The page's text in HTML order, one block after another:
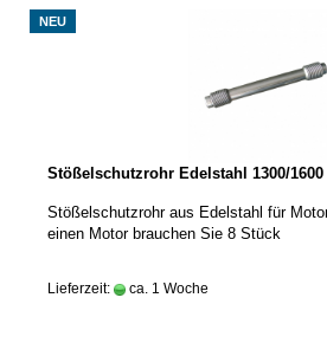
NEU
Stößelschutzrohr Edelstahl 1300/1600
Stößelschutzrohr aus Edelstahl für
einen Motor brauchen Sie 8 Stück
Lieferzeit: ca. 1 Woche